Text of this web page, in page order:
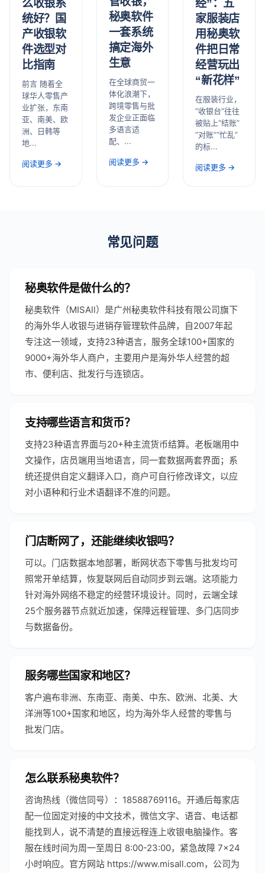
么收银系
统好？国
产收银软
件选型对
比指南
前言 随着全
球华人零售产
业扩张，东南
亚、南美、欧
洲、日韩等
地...
阅读更多 →
秘奥软件
一套系统
搞定海外
生意
在全球商贸一
体化浪潮下，
跨境零售与批
发企业正面临
多语言适
配、...
阅读更多 →
经”：五
家服装店
用秘奥软
件把日常
经营玩出
“新花样”
在服装行业，
“收银台”往往
被贴上“结账”
“对账”“忙乱”
的标...
阅读更多 →
常见问题
秘奥软件是做什么的？
秘奥软件（MISAll）是广州秘奥软件科技有限公司旗下
的海外华人收银与进销存管理软件品牌，自2007年起
专注这一领域，支持23种语言，服务全球100+国家的
9000+海外华人商户，主要用户是海外华人经营的超
市、便利店、批发行与连锁店。
支持哪些语言和货币？
支持23种语言界面与20+种主流货币结算。老板端用中
文操作，店员端用当地语言，同一套数据两套界面；系
统还提供自定义翻译入口，商户可自行修改译文，以应
对小语种和行业术语翻译不准的问题。
门店断网了，还能继续收银吗？
可以。门店数据本地部署，断网状态下零售与批发均可
照常开单结算，恢复联网后自动同步到云端。这项能力
针对海外网络不稳定的经营环境设计。同时，云端全球
25个服务器节点就近加速，保障远程管理、多门店同步
与数据备份。
服务哪些国家和地区？
客户遍布非洲、东南亚、南美、中东、欧洲、北美、大
洋洲等100+国家和地区，均为海外华人经营的零售与
批发门店。
怎么联系秘奥软件？
咨询热线（微信同号）：18588769116。开通后每家店
配一位固定对接的中文技术，微信文字、语音、电话都
能找到人，说不清楚的直接远程连上收银电脑操作。客
服在线时间为周一至周日 8:00-23:00，紧急故障 7×24
小时响应。官方网站 https://www.misall.com，公司为